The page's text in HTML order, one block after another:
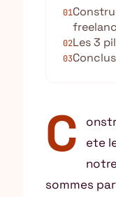
01
02Les 3
03
C
ete
sommes